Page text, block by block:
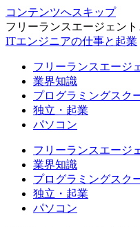
コンテンツへスキップ
フリーランスエージェン
ITエンジニアの仕事と起業
フリーランスエージ
業界知識
プログラミングスク
独立・起業
パソコン
フリーランスエージ
業界知識
プログラミングスク
独立・起業
パソコン